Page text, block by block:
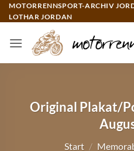
Zum
Inhalt
MOTORRENNSPORT-ARCHIV
LOTHAR JORDAN
Original Plakat/
Start /